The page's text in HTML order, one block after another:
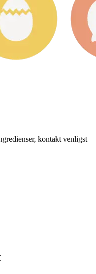
kontakt venligst